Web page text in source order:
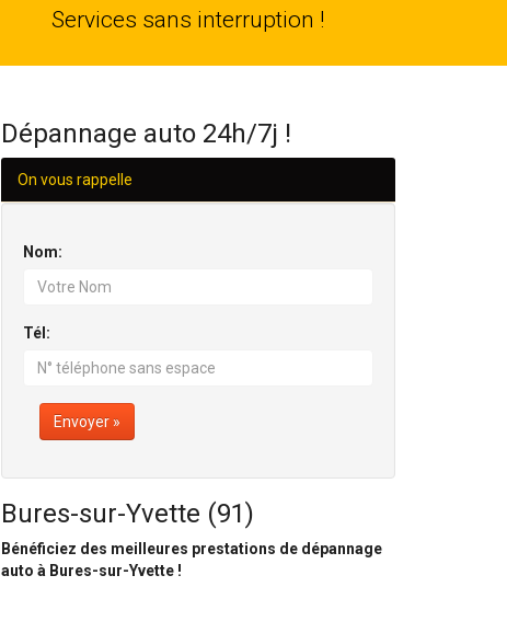
24
H/24
Services sans interruption !
Dépannage auto 24h/7j !
On vous rappelle
Nom:
Tél:
Envoyer »
Bures-sur-Yvette (91)
Bénéficiez des meilleures prestations de dépannage
auto à Bures-sur-Yvette !